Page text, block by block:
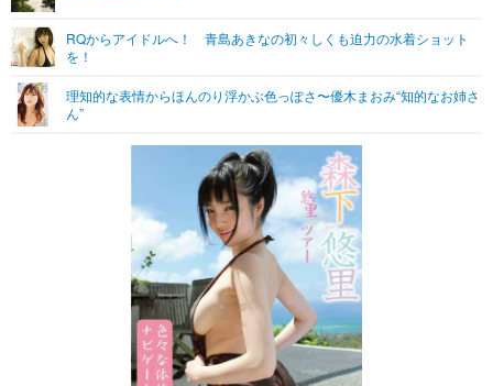
ショッピング その他
プッシュ通知の停止方法
RQからアイドルへ！ 青島あきなの初々しくも迫力の水着ショット
を！
理知的な表情からほんのり浮かぶ色っぽさ〜優木まおみ“知的なお姉さ
ん”